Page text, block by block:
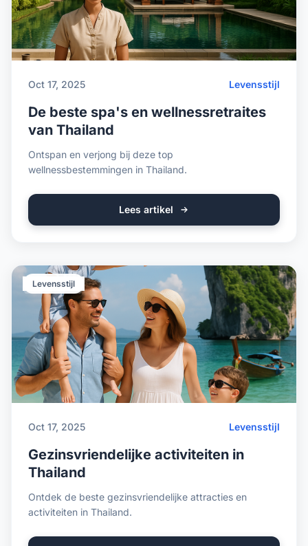
Oct 17, 2025 Levensstijl
De beste spa's en wellnessretraites
van Thailand
Ontspan en verjong bij deze top
wellnessbestemmingen in Thailand.
Lees artikel
Levensstijl
Oct 17, 2025 Levensstijl
Gezinsvriendelijke activiteiten in
Thailand
Ontdek de beste gezinsvriendelijke attracties en
activiteiten in Thailand.